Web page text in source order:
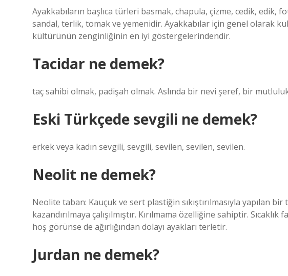
Ayakkabıların başlıca türleri basmak, chapula, çizme, cedik, edik,
sandal, terlik, tomak ve yemenidir. Ayakkabılar için genel olarak
kültürünün zenginliğinin en iyi göstergelerindendir.
Tacidar ne demek?
taç sahibi olmak, padişah olmak. Aslında bir nevi şeref, bir
Eski Türkçede sevgili ne demek?
erkek veya kadın sevgili, sevgili, sevilen, sevilen, sevilen.
Neolit ne demek?
Neolite taban: Kauçuk ve sert plastiğin sıkıştırılmasıyla yapılan
kazandırılmaya çalışılmıştır. Kırılmama özelliğine sahiptir.
hoş görünse de ağırlığından dolayı ayakları terletir.
Jurdan ne demek?